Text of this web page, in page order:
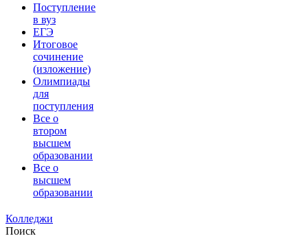
Поступление
в вуз
ЕГЭ
Итоговое
сочинение
(изложение)
Олимпиады
для
поступления
Все о
втором
высшем
образовании
Все о
высшем
образовании
Колледжи
Поиск